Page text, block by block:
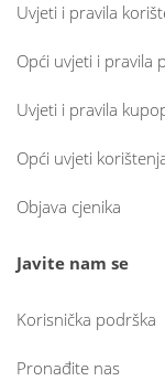
Uvjeti i pravila
Opći uvjeti i pravila
Uvjeti i pravila
Opći uvjeti
Objava cjenika
Javite nam se
Korisnička podrška
Pronađite nas